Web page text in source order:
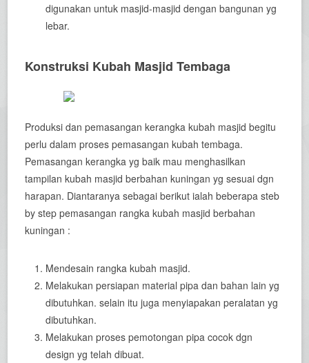
digunakan untuk masjid-masjid dengan bangunan yg
lebar.
Konstruksi Kubah Masjid Tembaga
Produksi dan pemasangan kerangka kubah masjid begitu
perlu dalam proses pemasangan kubah tembaga.
Pemasangan kerangka yg baik mau menghasilkan
tampilan kubah masjid berbahan kuningan yg sesuai dgn
harapan. Diantaranya sebagai berikut ialah beberapa steb
by step pemasangan rangka kubah masjid berbahan
kuningan :
Mendesain rangka kubah masjid.
Melakukan persiapan material pipa dan bahan lain yg
dibutuhkan. selain itu juga menyiapakan peralatan yg
dibutuhkan.
Melakukan proses pemotongan pipa cocok dgn
design yg telah dibuat.